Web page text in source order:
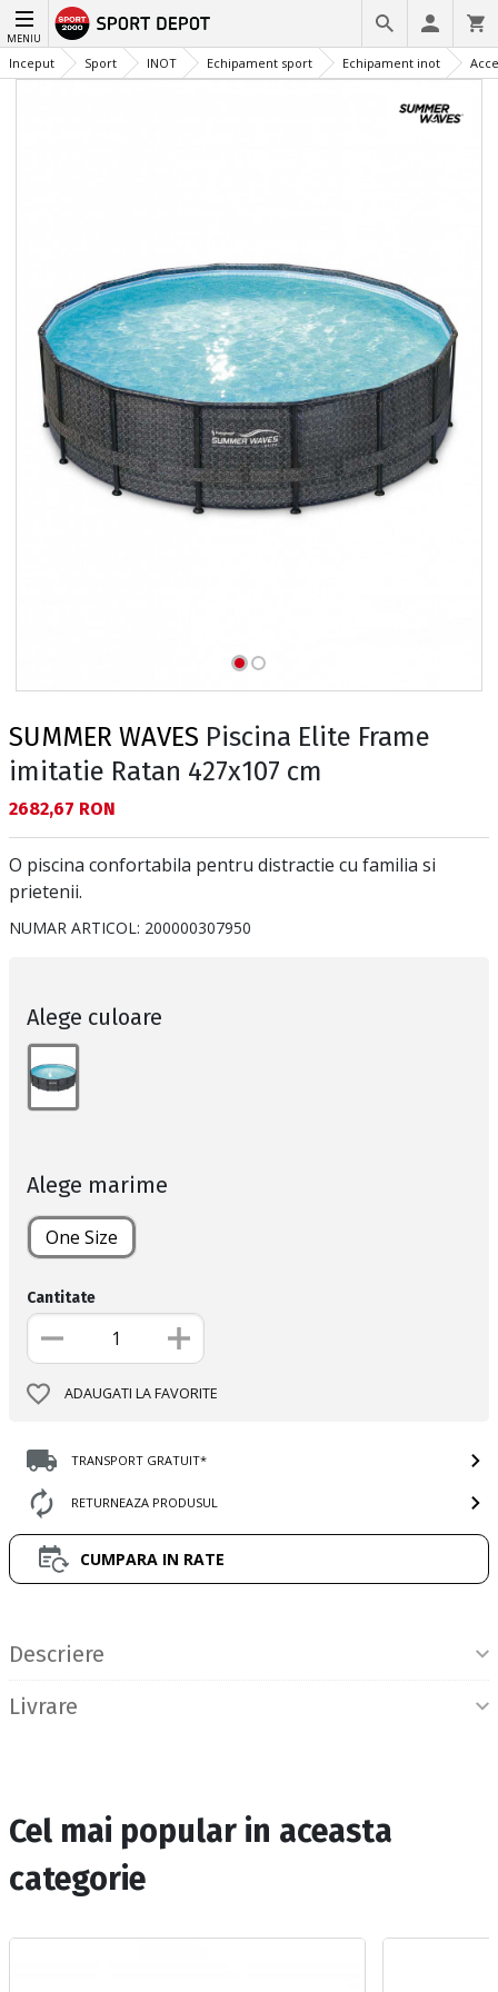
MENIU
Inceput Sport INOT Echipament sport Echipament inot
SUMMER WAVES Piscina Elite Frame
imitatie Ratan 427x107 cm
Текуща цена:
2682,67 RON
O piscina confortabila pentru distractie cu familia si
prietenii.
NUMAR ARTICOL: 200000307950
Alege culoare
Alege marime
One Size
Cantitate
ADAUGATI LA FAVORITE
TRANSPORT GRATUIT*
RETURNEAZA PRODUSUL
CUMPARA IN RATE
Descriere
Livrare
Cel mai popular in aceasta
categorie